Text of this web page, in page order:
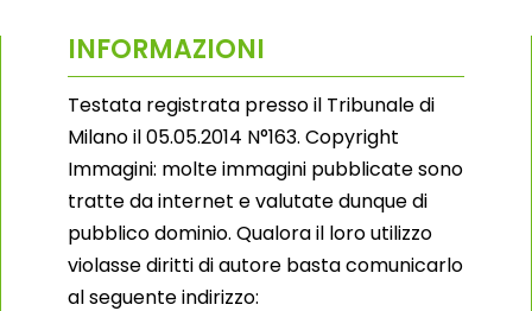
INFORMAZIONI
Testata registrata presso il Tribunale di
Milano il 05.05.2014 N°163. Copyright
Immagini: molte immagini pubblicate sono
tratte da internet e valutate dunque di
pubblico dominio. Qualora il loro utilizzo
violasse diritti di autore basta comunicarlo
al seguente indirizzo: